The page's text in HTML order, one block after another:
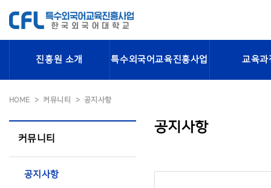
진흥원 소개 특수외국어교육진흥사업 교육과
HOME 커뮤니티 공지사항
커뮤니티
공지사항
공지사항